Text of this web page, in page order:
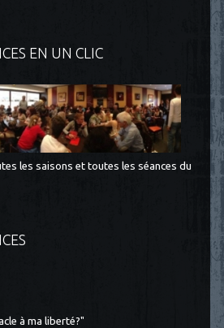
EN UN CLIC
les saisons et toutes les séances du
à ma liberté?"